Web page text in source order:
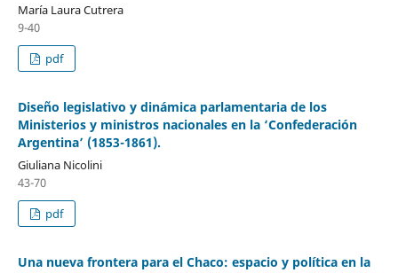
María Laura Cutrera
9-40
pdf
Diseño legislativo y dinámica parlamentaria de los
Ministerios y ministros nacionales en la ‘Confederación
Argentina’ (1853-1861).
Giuliana Nicolini
43-70
pdf
Una nueva frontera para el Chaco: espacio y política en la